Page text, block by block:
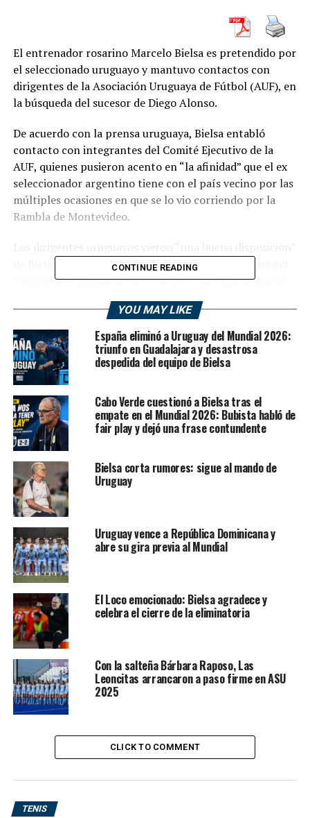
El entrenador rosarino Marcelo Bielsa es pretendido por
el seleccionado uruguayo y mantuvo contactos con
dirigentes de la Asociación Uruguaya de Fútbol (AUF), en
la búsqueda del sucesor de Diego Alonso.
De acuerdo con la prensa uruguaya, Bielsa entabló
contacto con integrantes del Comité Ejecutivo de la
AUF, quienes pusieron acento en “la afinidad” que el ex
seleccionador argentino tiene con el país vecino por las
múltiples ocasiones en que se lo vio corriendo por la
Rambla de Montevideo.
de Bielsa, según Ovación, del diario El País, para asumir
como seleccionador de la “Celeste” e intentarán que la
Bielsa dirigió a la Argentina (1998-2004) y a Chile (2007-
2011) y en caso de concretarse, Uruguay sería su tercera
experiencia en un seleccionado después de Argentina y
Chile.
Uruguay, con Marcelo Broli como seleccionador
interino, busca retomar los primeros planos del fútbol
sudamericano luego de la eliminación en la primera fase
del Mundial de Qatar 2022.
RELATED TOPICS:
UP NEXT
“A Monzón hay que dejarlo trabajar tranquilo y vamos a
ir viendo”, afirmó presidente Doman
DON'T MISS
Mater se repone y será titular en Barracas Central ante
Boca Juniors
CONTINUE READING
YOU MAY LIKE
España eliminó a Uruguay del Mundial 2026:
triunfo en Guadalajara y desastrosa
despedida del equipo de Bielsa
Cabo Verde cuestionó a Bielsa tras el
empate en el Mundial 2026: Bubista habló de
fair play y dejó una frase contundente
Bielsa corta rumores: sigue al mando de
Uruguay
Uruguay vence a República Dominicana y
abre su gira previa al Mundial
El Loco emocionado: Bielsa agradece y
celebra el cierre de la eliminatoria
Con la salteña Bárbara Raposo, Las
Leoncitas arrancaron a paso firme en ASU
2025
CLICK TO COMMENT
TENIS